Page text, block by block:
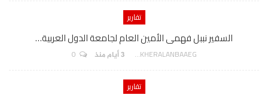
تقارير
السفير نببل فهمى الأمين العام لجامعة الدول العربية…
AKHERALANBAAEG 3 أيام منذ
تقارير